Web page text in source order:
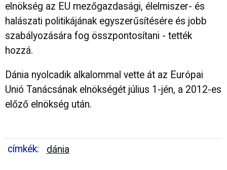
elnökség az EU mezőgazdasági, élelmiszer- és
halászati politikájának egyszerűsítésére és jobb
szabályozására fog összpontosítani - tették
hozzá.
Dánia nyolcadik alkalommal vette át az Európai
Unió Tanácsának elnökségét július 1-jén, a 2012-es
előző elnökség után.
címkék: dánia